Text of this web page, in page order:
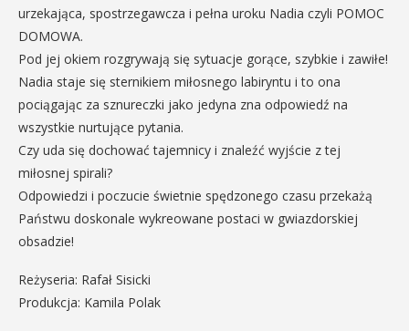
urzekająca, spostrzegawcza i pełna uroku Nadia czyli POMOC
DOMOWA.
Pod jej okiem rozgrywają się sytuacje gorące, szybkie i zawiłe!
Nadia staje się sternikiem miłosnego labiryntu i to ona
pociągając za sznureczki jako jedyna zna odpowiedź na
wszystkie nurtujące pytania.
Czy uda się dochować tajemnicy i znaleźć wyjście z tej
miłosnej spirali?
Odpowiedzi i poczucie świetnie spędzonego czasu przekażą
Państwu doskonale wykreowane postaci w gwiazdorskiej
obsadzie!
Reżyseria: Rafał Sisicki
Produkcja: Kamila Polak